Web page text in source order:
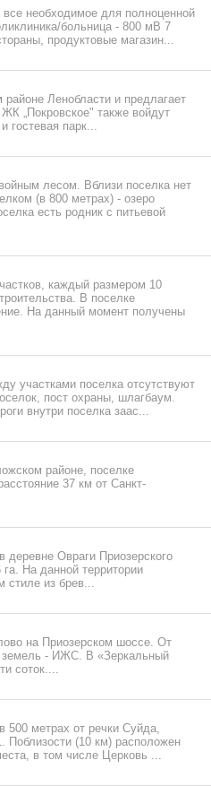
необходимое для полноценной
больница - 800 мВ 7
продуктовые магазин...
Ленобласти и предлагает
„Покровское" также войдут
гостевая парк...
лесом. Вблизи поселка нет
(в 800 метрах) - озеро
есть родник с питьевой
каждый размером 10
В поселке
На данный момент получены
участками поселка отсутствуют
пост охраны, шлагбаум.
внутри поселка заас...
районе, поселке
37 км от Санкт-
Овраги Приозерского
На данной территории
стиле из брев...
на Приозерском шоссе. От
земель - ИЖС. В «Зеркальный
соток....
500 метрах от речки Суйда,
Поблизости (10 км) расположен
в том числе Церковь ...